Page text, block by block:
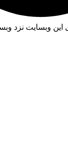
وبسایت نزد